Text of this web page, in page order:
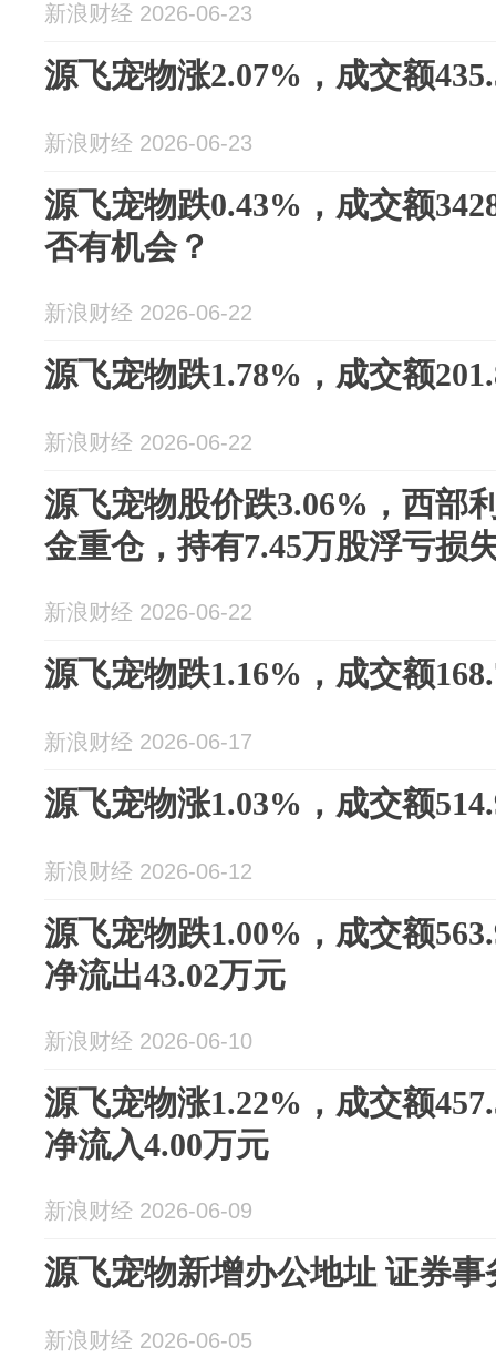
新浪财经 2026-06-23
源飞宠物涨2.07%，成交额
新浪财经 2026-06-23
源飞宠物跌0.43%，成交额
否有机会？
新浪财经 2026-06-22
源飞宠物跌1.78%，成交额
新浪财经 2026-06-22
源飞宠物股价跌3.06%，西部
金重仓，持有7.45万股浮亏损
新浪财经 2026-06-22
源飞宠物跌1.16%，成交额
新浪财经 2026-06-17
源飞宠物涨1.03%，成交额
新浪财经 2026-06-12
源飞宠物跌1.00%，成交额
净流出43.02万元
新浪财经 2026-06-10
源飞宠物涨1.22%，成交额
净流入4.00万元
新浪财经 2026-06-09
源飞宠物新增办公地址 证券
新浪财经 2026-06-05